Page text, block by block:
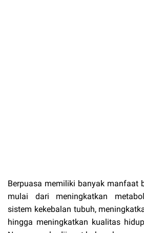
Berpuasa memiliki banyak manfaat
mulai dari meningkatkan
sistem kekebalan tubuh,
hingga meningkatkan kualitas